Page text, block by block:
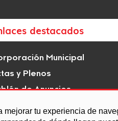
tu experiencia de
destacados
Municipal
y Plenos
de Anuncios